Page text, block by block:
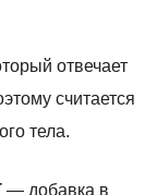
отвечает
считается
тела.
— добавка в